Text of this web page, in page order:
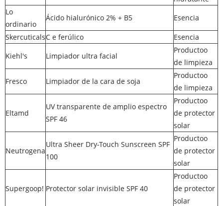
Lo
ordinario
Ácido hialurónico 2% + B5 Esencia
SkercuticalsC e ferúlico
Esencia
Kiehl's
Limpiador ultra facial
Productoo
de limpieza
Fresco
Limpiador de la cara de soja
Productoo
de limpieza
Eltamd
UV transparente de amplio espectro
SPF 46
Productoo
de protector
solar
Neutrogena
Ultra Sheer Dry-Touch Sunscreen SPF
100
Productoo
de protector
solar
Supergoop! Protector solar invisible SPF 40
Productoo
de protector
solar